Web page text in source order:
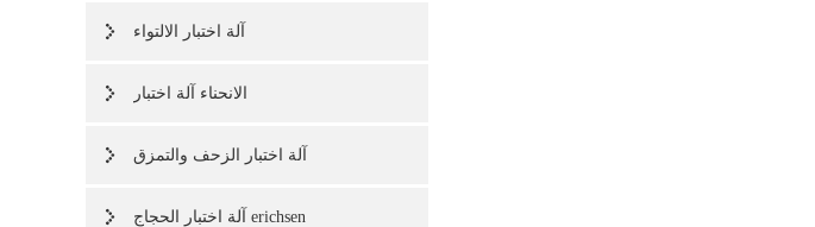
آلة اختبار الالتواء
الانحناء آلة اختبار
آلة اختبار الزحف والتمزق
آلة اختبار الحجاج erichsen